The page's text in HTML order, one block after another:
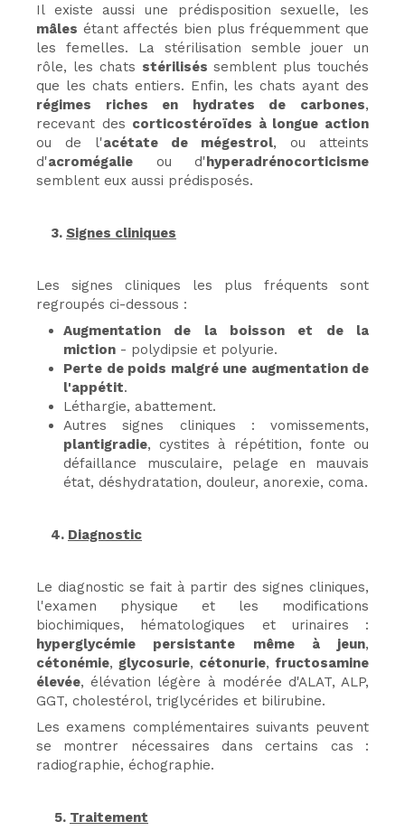
Il existe aussi une prédisposition sexuelle, les
mâles étant affectés bien plus fréquemment que
les femelles. La stérilisation semble jouer un
rôle, les chats stérilisés semblent plus touchés
que les chats entiers. Enfin, les chats ayant des
régimes riches en hydrates de carbones,
recevant des corticostéroïdes à longue action
ou de l'acétate de mégestrol, ou atteints
d'acromégalie ou d'hyperadrénocorticisme
semblent eux aussi prédisposés.
3. Signes cliniques
Les signes cliniques les plus fréquents sont
regroupés ci-dessous :
Augmentation de la boisson et de la
miction - polydipsie et polyurie.
Perte de poids malgré une augmentation de
l'appétit.
Léthargie, abattement.
Autres signes cliniques : vomissements,
plantigradie, cystites à répétition, fonte ou
défaillance musculaire, pelage en mauvais
état, déshydratation, douleur, anorexie, coma.
4. Diagnostic
Le diagnostic se fait à partir des signes cliniques,
l'examen physique et les modifications
biochimiques, hématologiques et urinaires :
hyperglycémie persistante même à jeun,
cétonémie, glycosurie, cétonurie, fructosamine
élevée, élévation légère à modérée d'ALAT, ALP,
GGT, cholestérol, triglycérides et bilirubine.
Les examens complémentaires suivants peuvent
se montrer nécessaires dans certains cas :
radiographie, échographie.
5. Traitement